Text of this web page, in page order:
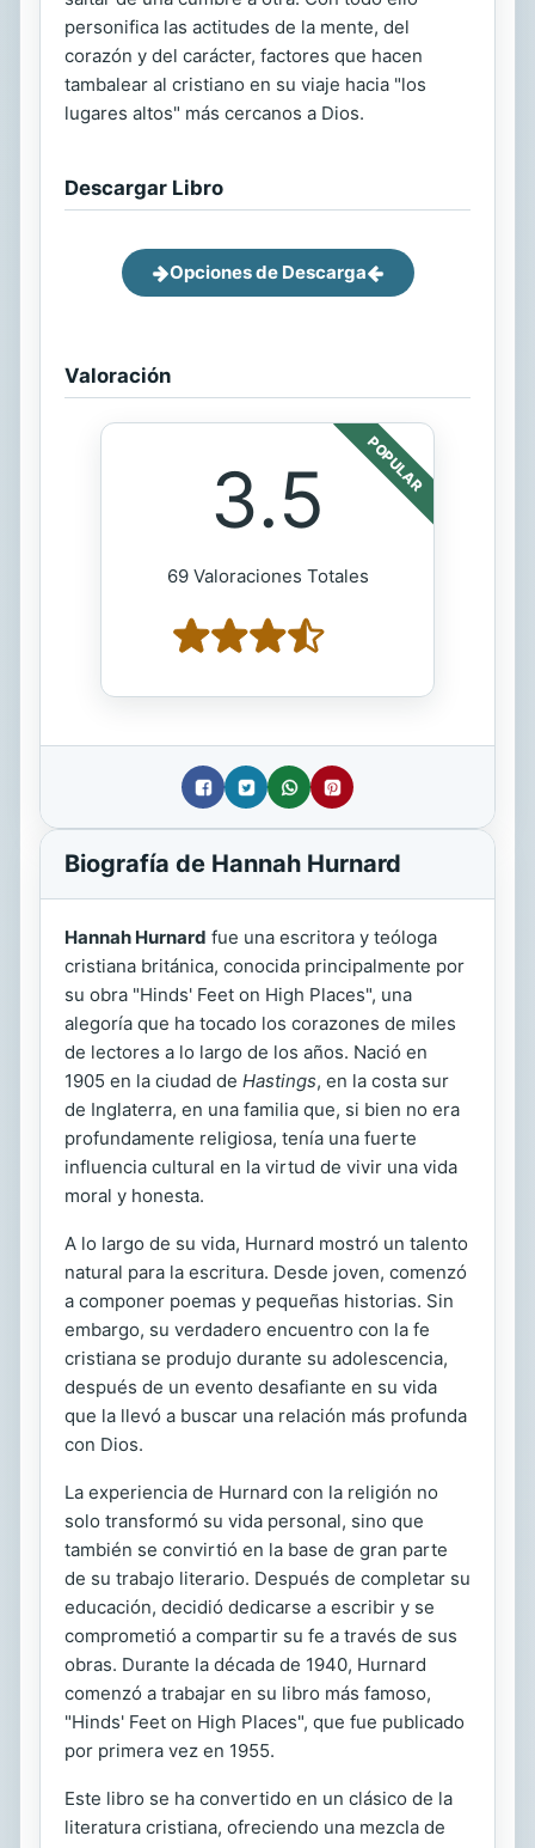
personifica las actitudes de la mente, del
corazón y del carácter, factores que hacen
tambalear al cristiano en su viaje hacia "los
lugares altos" más cercanos a Dios.
Descargar Libro
Opciones de Descarga
Valoración
POPULAR
3.5
69 Valoraciones Totales
Biografía de Hannah Hurnard
Hannah Hurnard fue una escritora y teóloga
cristiana británica, conocida principalmente por
su obra "Hinds' Feet on High Places", una
alegoría que ha tocado los corazones de miles
de lectores a lo largo de los años. Nació en
1905 en la ciudad de Hastings, en la costa sur
de Inglaterra, en una familia que, si bien no era
profundamente religiosa, tenía una fuerte
influencia cultural en la virtud de vivir una vida
moral y honesta.
A lo largo de su vida, Hurnard mostró un talento
natural para la escritura. Desde joven, comenzó
a componer poemas y pequeñas historias. Sin
embargo, su verdadero encuentro con la fe
cristiana se produjo durante su adolescencia,
después de un evento desafiante en su vida
que la llevó a buscar una relación más profunda
con Dios.
La experiencia de Hurnard con la religión no
solo transformó su vida personal, sino que
también se convirtió en la base de gran parte
de su trabajo literario. Después de completar su
educación, decidió dedicarse a escribir y se
comprometió a compartir su fe a través de sus
obras. Durante la década de 1940, Hurnard
comenzó a trabajar en su libro más famoso,
"Hinds' Feet on High Places", que fue publicado
por primera vez en 1955.
Este libro se ha convertido en un clásico de la
literatura cristiana, ofreciendo una mezcla de